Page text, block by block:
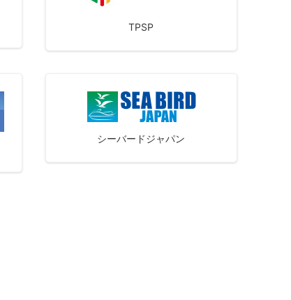
TPSP
シーバードジャパン